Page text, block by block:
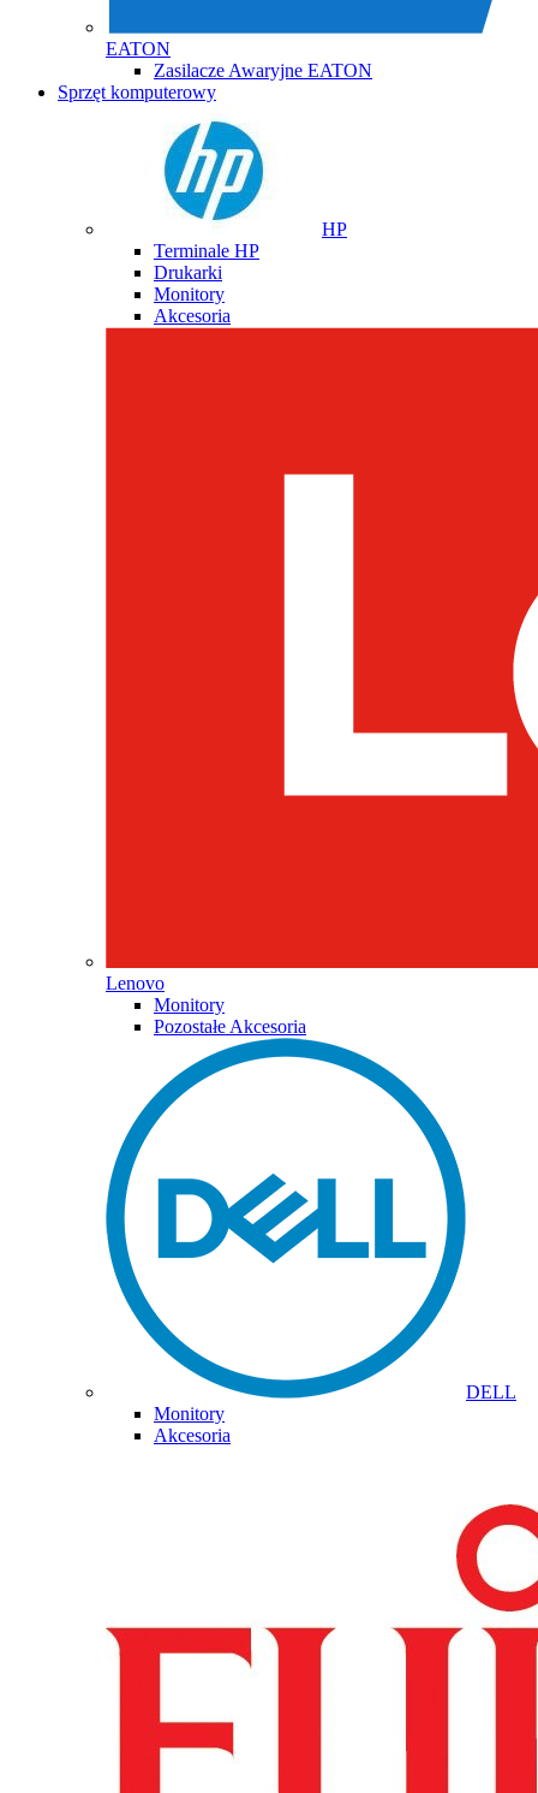
EATON
Zasilacze Awaryjne EATON
Sprzęt komputerowy
HP
Terminale HP
Drukarki
Monitory
Akcesoria
Lenovo
Monitory
Pozostałe Akcesoria
DELL
Monitory
Akcesoria